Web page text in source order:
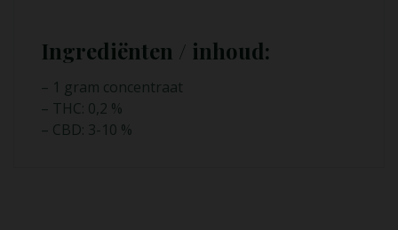
Ingrediënten / inhoud:
– 1 gram concentraat
– THC: 0,2 %
– CBD: 3-10 %